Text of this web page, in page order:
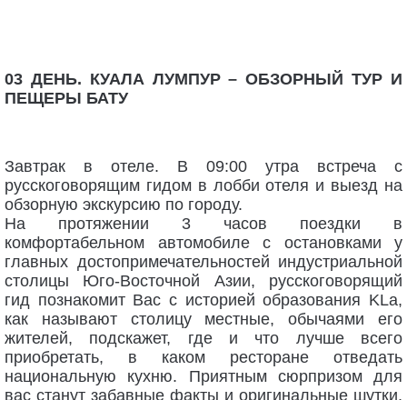
03 ДЕНЬ. КУАЛА ЛУМПУР – ОБЗОРНЫЙ ТУР И
ПЕЩЕРЫ БАТУ
Завтрак в отеле. В 09:00 утра встреча с
русскоговорящим гидом в лобби отеля и выезд на
обзорную экскурсию по городу.
На протяжении 3 часов поездки в
комфортабельном автомобиле с остановками у
главных достопримечательностей индустриальной
столицы Юго-Восточной Азии, русскоговорящий
гид познакомит Вас с историей образования KLа,
как называют столицу местные, обычаями его
жителей, подскажет, где и что лучше всего
приобретать, в каком ресторане отведать
национальную кухню. Приятным сюрпризом для
вас станут забавные факты и оригинальные шутки,